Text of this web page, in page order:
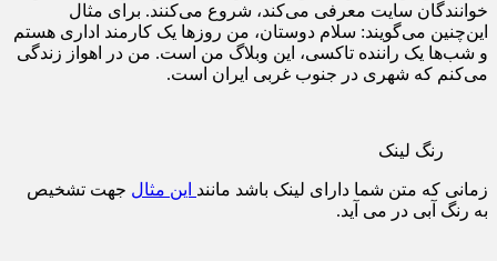
خوانندگان سایت معرفی می‌کند، شروع می‌کنند. برای مثال
این‌چنین می‌گویند: سلام دوستان، من روزها یک کارمند اداری هستم
و شب‌ها یک راننده تاکسی، این وبلاگ من است. من در اهواز زندگی
می‌کنم که شهری در جنوب غربی ایران است.
رنگ لینک
زمانی که متن شما دارای لینک باشد مانند این مثال جهت تشخیص
به رنگ آبی در می آید.